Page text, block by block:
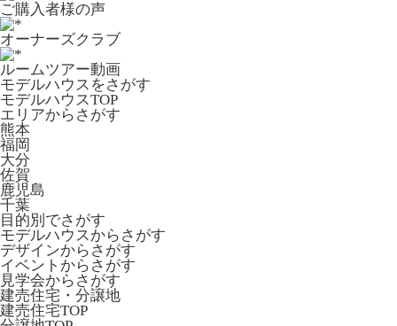
ご購入者様の声
オーナーズクラブ
ルームツアー動画
モデルハウスをさがす
モデルハウスTOP
エリアからさがす
熊本
福岡
大分
佐賀
鹿児島
千葉
目的別でさがす
モデルハウスからさがす
デザインからさがす
イベントからさがす
見学会からさがす
建売住宅・分譲地
建売住宅TOP